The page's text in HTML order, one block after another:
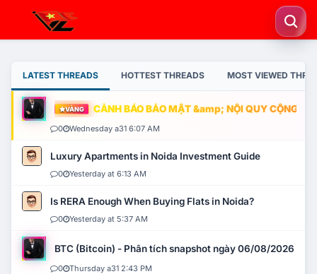
LATEST THREADS HOTTEST THREADS MOST VIEWED
VÀNG CẢNH BÁO BẢO MẬT &amp; NỘI QUY CỘNG
0 Wednesday a31 6:07 AM
Luxury Apartments in Noida Investment Guide
0 Yesterday at 6:13 AM
Is RERA Enough When Buying Flats in Noida?
0 Yesterday at 5:37 AM
BTC (Bitcoin) - Phân tích snapshot ngày 06/08/2026
0 Thursday a31 2:43 PM